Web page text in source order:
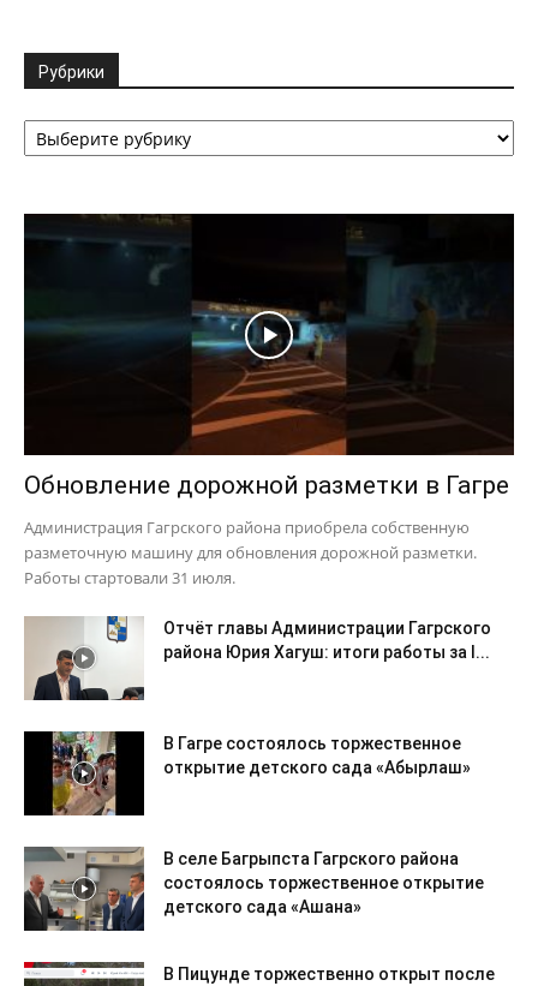
Рубрики
Рубрики
Обновление дорожной разметки в Гагре
Администрация Гагрского района приобрела собственную
разметочную машину для обновления дорожной разметки.
Работы стартовали 31 июля.
Отчёт главы Администрации Гагрского
района Юрия Хагуш: итоги работы за I...
В Гагре состоялось торжественное
открытие детского сада «Абырлаш»
В селе Багрыпста Гагрского района
состоялось торжественное открытие
детского сада «Ашана»
В Пицунде торжественно открыт после